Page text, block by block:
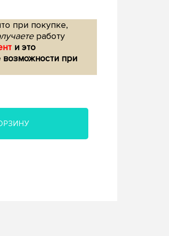
при покупке,
работу
и это
возможности при